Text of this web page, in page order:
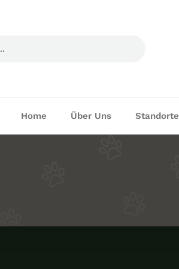
Home Über Uns Standorte